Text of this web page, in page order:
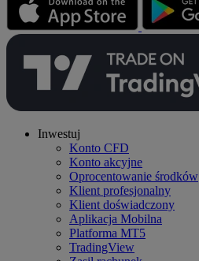
Inwestuj
Konto CFD
Konto akcyjne
Oprocentowanie środków
Klient profesjonalny
Klient doświadczony
Aplikacja Mobilna
Platforma MT5
TradingView